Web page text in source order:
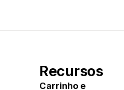
Recursos
Carrinho e